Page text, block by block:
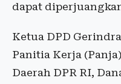
dapat
Ketua DPD
Panitia Kerja
Daerah DPR RI,